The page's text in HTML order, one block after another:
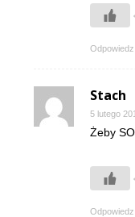
Odpowiedz
Stach
5 lutego
Żeby
Odpowiedz